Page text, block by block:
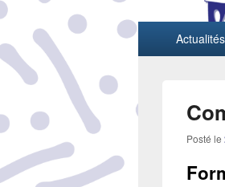
principalActualités
Posté le